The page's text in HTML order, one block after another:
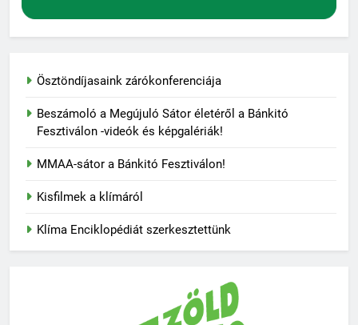
Ösztöndíjasaink zárókonferenciája
Beszámoló a Megújuló Sátor életéről a Bánkitó
Fesztiválon -videók és képgalériák!
MMAA-sátor a Bánkitó Fesztiválon!
Kisfilmek a klímáról
Klíma Enciklopédiát szerkesztettünk